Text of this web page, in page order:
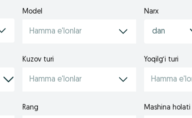
Model
Hamma e'lonlar
Narx
Kuzov turi
Hamma e'lonlar
Yoqilg‘i turi
Hamma
Rang Mashina holati